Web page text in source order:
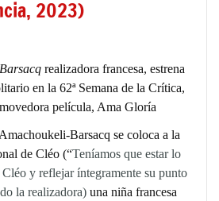
2023)
realizadora francesa, estrena
en la 62ª Semana de la Crítica,
película, Ama Gloría
Barsacq se coloca a la
de Cléo (“Teníamos que estar lo
y reflejar íntegramente su punto
la realizadora)una niña francesa